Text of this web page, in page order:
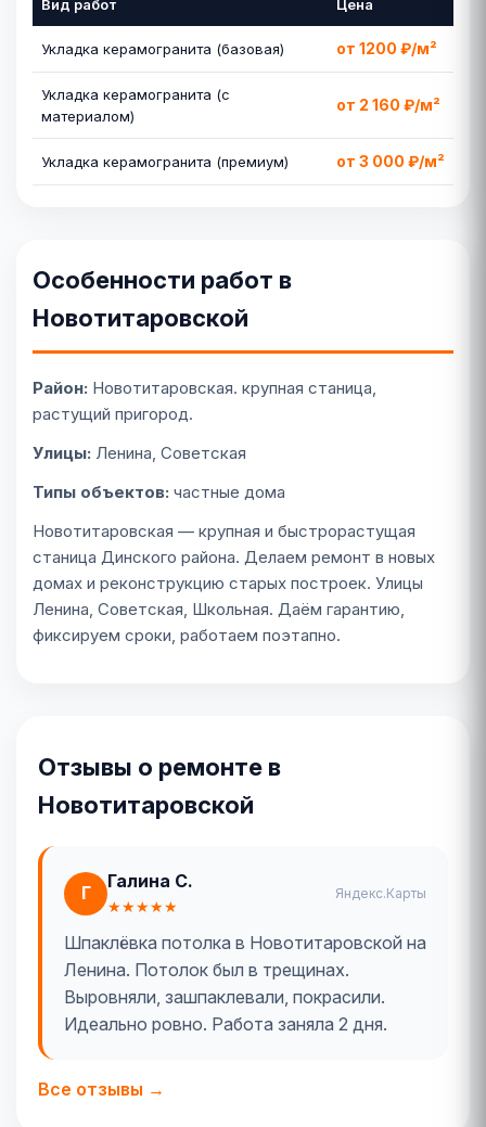
Вид работ Цена
Укладка керамогранита (базовая) от 1200 ₽/м²
Укладка керамогранита (с
материалом)
от 2 160 ₽/м²
Укладка керамогранита (премиум) от 3 000 ₽/м²
Особенности работ в
Новотитаровской
Район: Новотитаровская. крупная станица,
растущий пригород.
Улицы: Ленина, Советская
Типы объектов: частные дома
Новотитаровская — крупная и быстрорастущая
станица Динского района. Делаем ремонт в новых
домах и реконструкцию старых построек. Улицы
Ленина, Советская, Школьная. Даём гарантию,
фиксируем сроки, работаем поэтапно.
Отзывы о ремонте в
Новотитаровской
Г
Галина С.
★★★★★
Яндекс.Карты
Шпаклёвка потолка в Новотитаровской на
Ленина. Потолок был в трещинах.
Выровняли, зашпаклевали, покрасили.
Идеально ровно. Работа заняла 2 дня.
Все отзывы →